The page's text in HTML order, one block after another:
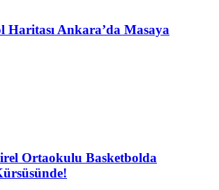
Haritası Ankara’da Masaya
Ortaokulu Basketbolda